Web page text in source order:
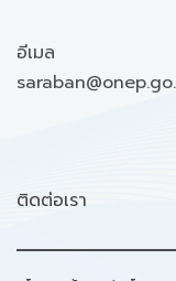
อีเมล
ติดต่อเรา